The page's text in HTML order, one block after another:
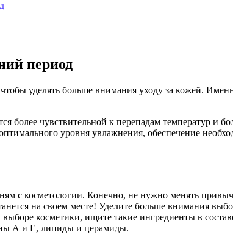
период
уделять больше внимания уходу за кожей.
более чувствительной к перепадам температур и
уровня увлажнения, обеспечение
с косметологии. Конечно, не нужно менять
на своем месте! Уделите больше внимания
косметики, ищите такие ингредиенты в
А и Е, липиды и церамиды.